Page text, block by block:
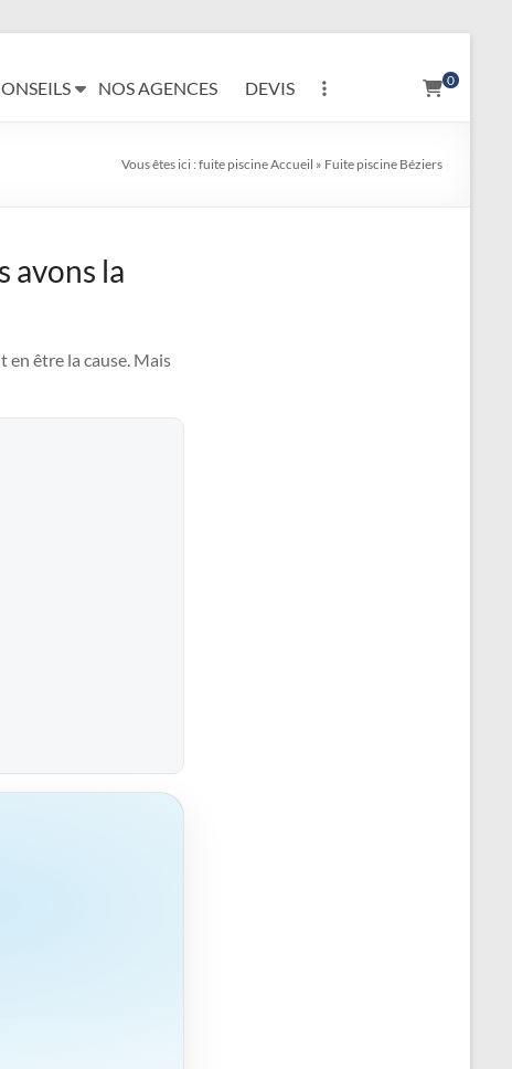
0
NOS AGENCES DEVIS
Vous êtes ici : fuite piscineAccueil » Fuite piscine Béziers
avons la
en être la cause. Mais